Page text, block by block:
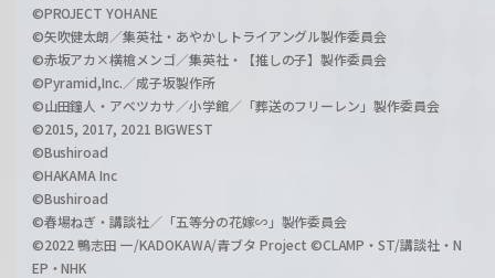
©PROJECT YOHANE
©矢吹健太朗／集英社・あやかしトライアングル製作委員会
©赤坂アカ×横槍メンゴ／集英社・【推しの子】製作委員会
©Pyramid,Inc.／成子坂製作所
©山田鐘人・アベツカサ／小学館／「葬送のフリーレン」製作委員会
©2015, 2017, 2021 BIGWEST
©Bushiroad
©HAKAMA Inc
©Bushiroad
©春場ねぎ・講談社／「五等分の花嫁∽」製作委員会
©2022 鴨志田 一/KADOKAWA/青ブタ Project ©CLAMP・ST/講談社・N
EP・NHK